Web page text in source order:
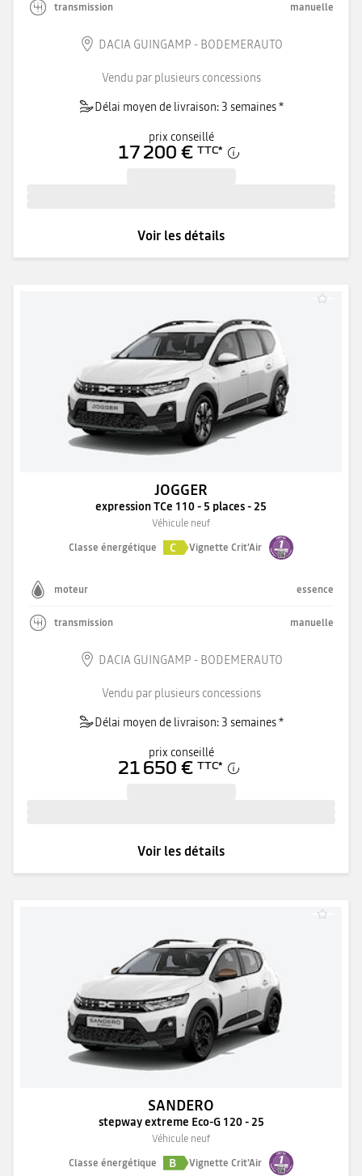
transmission manuelle
DACIA GUINGAMP - BODEMERAUTO
Vendu par plusieurs concessions
Délai moyen de livraison: 3 semaines *
prix conseillé
17 200 € TTC*
Voir les détails
JOGGER
expression TCe 110 - 5 places - 25
Véhicule neuf
Classe énergétique
C Vignette Crit'Air
moteur essence
transmission manuelle
DACIA GUINGAMP - BODEMERAUTO
Vendu par plusieurs concessions
Délai moyen de livraison: 3 semaines *
prix conseillé
21 650 € TTC*
Voir les détails
SANDERO
stepway extreme Eco-G 120 - 25
Véhicule neuf
Classe énergétique
B Vignette Crit'Air